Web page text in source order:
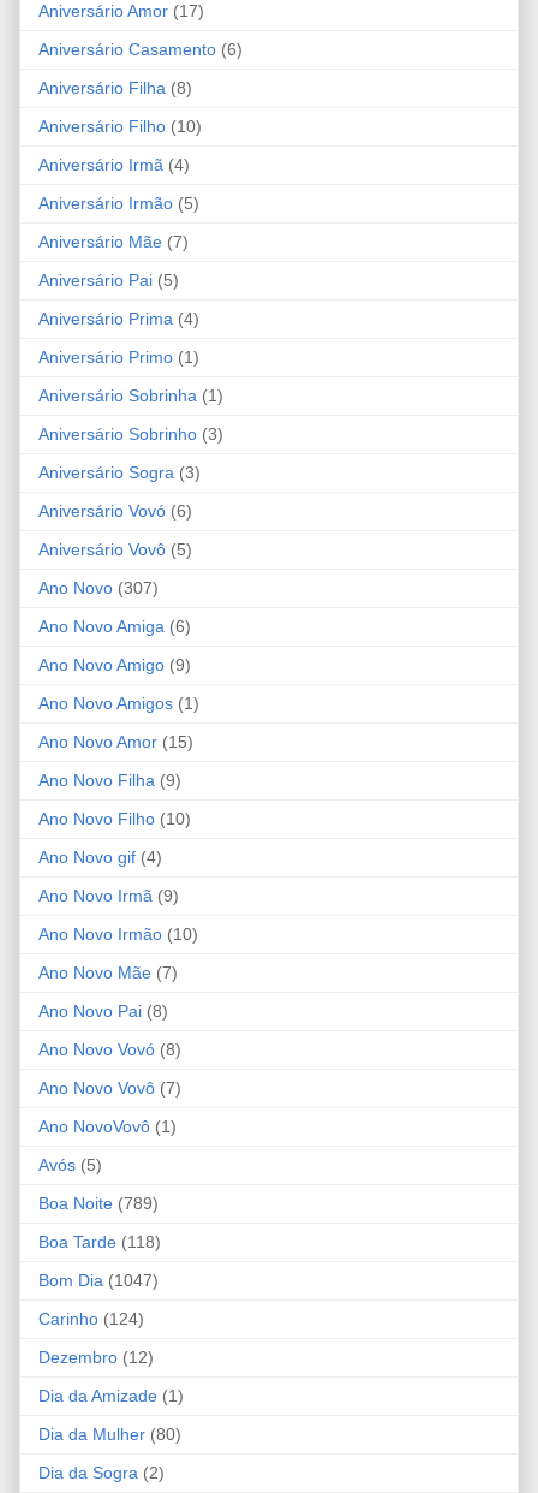
Aniversário Amor (17)
Aniversário Casamento (6)
Aniversário Filha (8)
Aniversário Filho (10)
Aniversário Irmã (4)
Aniversário Irmão (5)
Aniversário Mãe (7)
Aniversário Pai (5)
Aniversário Prima (4)
Aniversário Primo (1)
Aniversário Sobrinha (1)
Aniversário Sobrinho (3)
Aniversário Sogra (3)
Aniversário Vovó (6)
Aniversário Vovô (5)
Ano Novo (307)
Ano Novo Amiga (6)
Ano Novo Amigo (9)
Ano Novo Amigos (1)
Ano Novo Amor (15)
Ano Novo Filha (9)
Ano Novo Filho (10)
Ano Novo gif (4)
Ano Novo Irmã (9)
Ano Novo Irmão (10)
Ano Novo Mãe (7)
Ano Novo Pai (8)
Ano Novo Vovó (8)
Ano Novo Vovô (7)
Ano NovoVovô (1)
Avós (5)
Boa Noite (789)
Boa Tarde (118)
Bom Dia (1047)
Carinho (124)
Dezembro (12)
Dia da Amizade (1)
Dia da Mulher (80)
Dia da Sogra (2)